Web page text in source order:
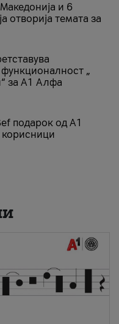
и 6
отворија темата за
„
за А1 Алфа
подарок од А1
корисници